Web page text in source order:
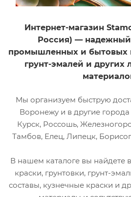
Интернет-магазин
Россия) —
промышленных и бытовых
грунт-эмалей и других
Мы организуем быструю
Воронежу и в другие города
Курск, Россошь,
Тамбов, Елец, Липецк,
В нашем каталоге вы найдете
краски, грунтовки, грунт-
составы, кузнечные краски и